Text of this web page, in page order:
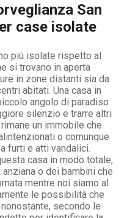
San
case isolate
più isolate rispetto al
si trovano in aperta
in zone distanti sia da
abitati. Una casa in
angolo di paradiso
silenzio e trarre altri
un immobile che
o comunque
furti e atti vandalici.
casa in modo totale,
anziana o dei bambini che
mentre noi siamo al
le possibilità che
secondo le